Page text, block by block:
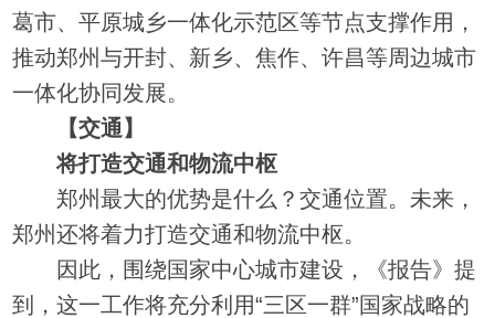
葛市、平原城乡一体化示范区等节点支撑作用，
推动郑州与开封、新乡、焦作、许昌等周边城市
一体化协同发展。
【交通】
将打造交通和物流中枢
郑州最大的优势是什么？交通位置。未来，
郑州还将着力打造交通和物流中枢。
因此，围绕国家中心城市建设，《报告》提
到，这一工作将充分利用“三区一群”国家战略的